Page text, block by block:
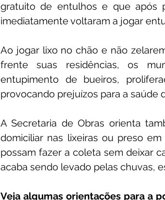
gratuito de entulhos e que após
imediatamente voltaram a jogar
Ao jogar lixo no chão e não
frente suas residências, os
entupimento de bueiros,
provocando prejuízos para a saúde
A Secretaria de Obras orienta
domiciliar nas lixeiras ou preso
possam fazer a coleta sem deixar
acaba sendo levado pelas chuvas,
Veja algumas orientações para a